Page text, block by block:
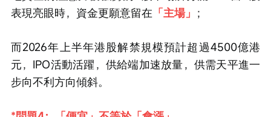
表現亮眼時，資金更願意留在 「主場」 ；
而2026年上半年港股解禁規模預計超過4500億港
元，IPO活動活躍，供給端加速放量，供需天平進一
步向不利方向傾斜。